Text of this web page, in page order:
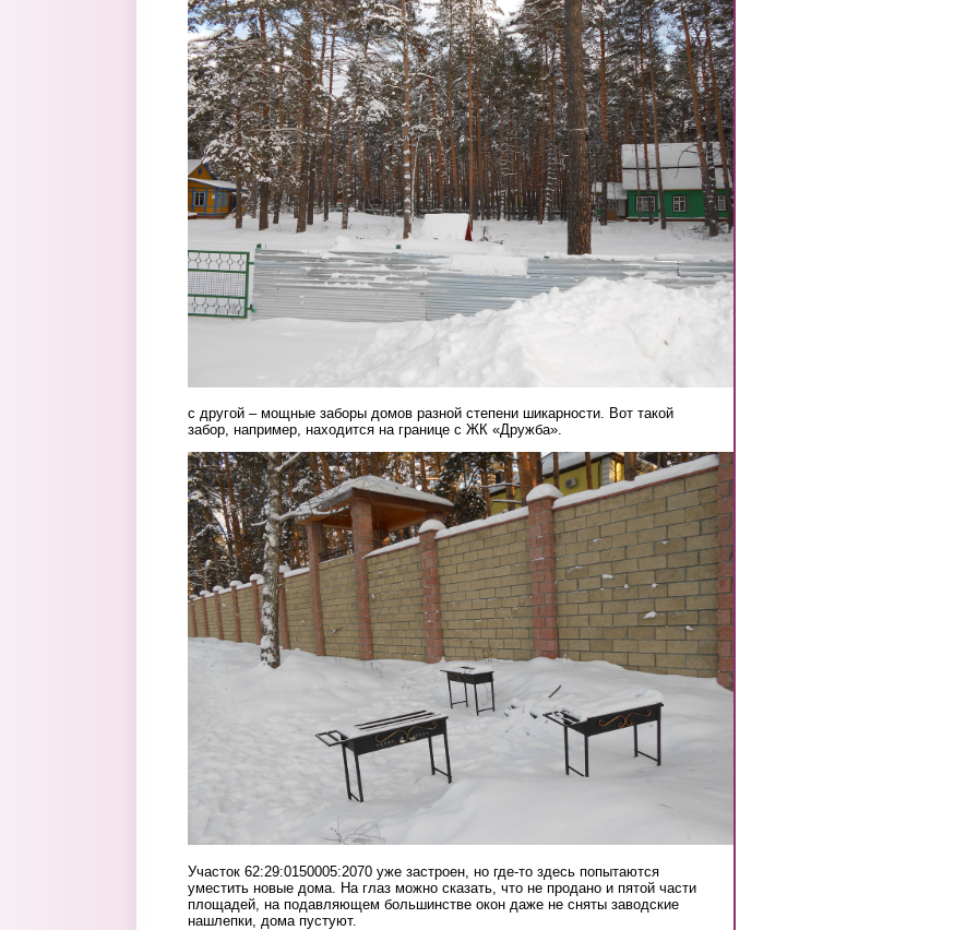
14.jpg
с другой – мощные заборы домов разной степени шикарности. Вот такой
забор, например, находится на границе с ЖК «Дружба».
15.jpg
Участок 62:29:0150005:2070 уже застроен, но где-то здесь попытаются
уместить новые дома. На глаз можно сказать, что не продано и пятой части
площадей, на подавляющем большинстве окон даже не сняты заводские
нашлепки, дома пустуют.